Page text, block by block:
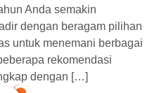
Anda semakin
dengan beragam pilihan
untuk menemani berbagai
rekomendasi
dengan […]